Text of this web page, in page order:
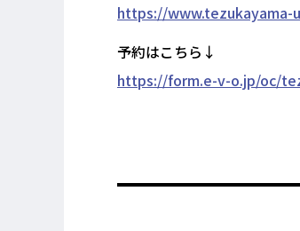
https://www.tezukayama-
予約はこちら↓
https://form.e-v-o.jp/oc/